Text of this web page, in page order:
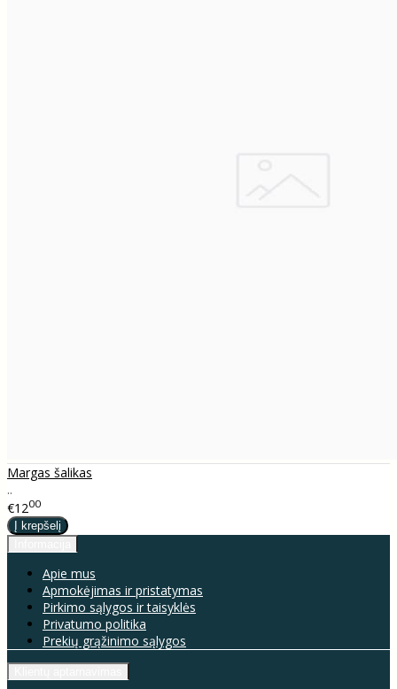
Margas šalikas
..
€1200
Apie mus
Apmokėjimas ir pristatymas
Pirkimo sąlygos ir taisyklės
Privatumo politika
Prekių grąžinimo sąlygos